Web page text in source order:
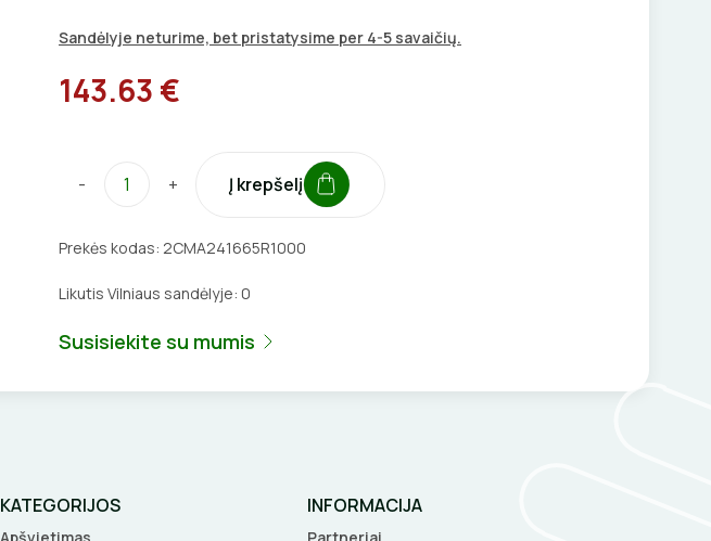
Sandėlyje neturime, bet pristatysime per 4-5 savaičių.
143.63 €
- + Į krepšelį
Prekės kodas: 2CMA241665R1000
Likutis Vilniaus sandėlyje: 0
Susisiekite su mumis
KATEGORIJOS INFORMACIJA